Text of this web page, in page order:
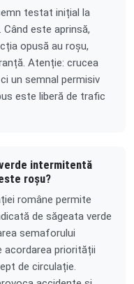
testat inițial la
este aprinsă,
opusă au roșu,
Atenție: crucea
un semnal permisiv
este liberă de trafic
intermitentă
roșu?
române permite
de săgeata verde
semaforului
acordarea priorității
de circulație.